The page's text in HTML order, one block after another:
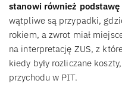
stanowi również
wątpliwe są przypadki,
rokiem, a zwrot miał
na interpretację ZUS, z
kiedy były rozliczane
przychodu w PIT.